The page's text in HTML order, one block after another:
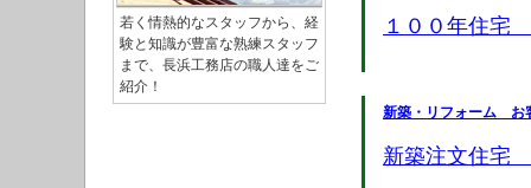
１００年住宅
新築・リフォーム お
新築注文住宅
若く情熱的なスタッフから、経
験と知識が豊富な熟練スタッフ
まで、長浜工務店の職人達をご
紹介！